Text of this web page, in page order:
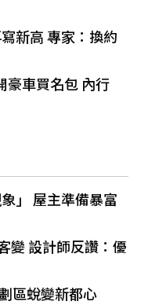
新高 專家：換約
豪車買名包 內行
」 屋主準備暴富
變 設計師反讚：優
區蛻變新都心